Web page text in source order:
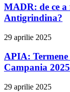
MADR: de ce
Antigrindina?
29 aprilie 2025
APIA:
Campania 2025
29 aprilie 2025